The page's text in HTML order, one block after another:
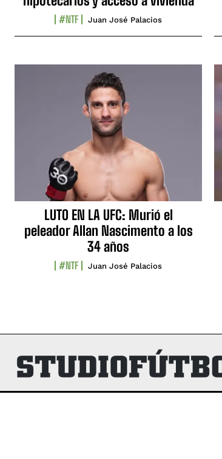
#NTF Juan José Palacios
LUTO EN LA UFC: Murió el
peleador Allan Nascimento a los
34 años
#NTF Juan José Palacios